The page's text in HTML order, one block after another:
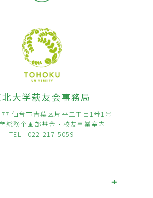
北大学萩友会事務局
仙台市青葉区片平二丁目1番1号
総務企画部基金・校友事業室内
TEL : 022-217-5059